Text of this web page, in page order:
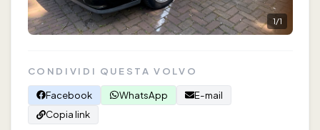
1/1
CONDIVIDI QUESTA VOLVO
Facebook
WhatsApp
E-mail
Copia link